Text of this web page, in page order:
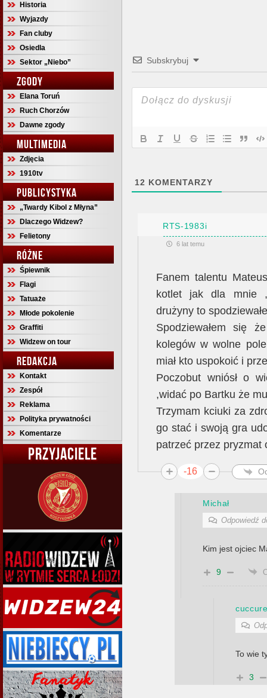
Historia
Wyjazdy
Fan cluby
Osiedla
Sektor „Niebo”
ZGODY
Elana Toruń
Ruch Chorzów
Dawne zgody
MULTIMEDIA
Zdjęcia
1910tv
PUBLICYSTYKA
„Twardy Kibol z Młyna”
Dlaczego Widzew?
Felietony
RÓŻNE
Śpiewnik
Flagi
Tatuaże
Młode pokolenie
Graffiti
Widzew on tour
REDAKCJA
Kontakt
Zespół
Reklama
Polityka prywatności
Komentarze
PRZYJACIELE
Subskrybuj
12 KOMENTARZY
RTS-1983i
6 lat temu
Fanem talentu
kotlet jak dla mnie
drużyny to
Spodziewałem się
kolegów w wolne
miał kto uspokoić i
Poczobut wniósł o
,widać po Bartku że
Trzymam kciuki za
go stać i swoją gra
patrzeć przez pryzmat
-16
Michał
Odpowiedź
Kim jest ojciec
9
To wie
3